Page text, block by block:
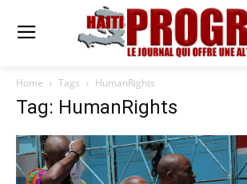
Home Tags HumanRights
Tag: HumanRights